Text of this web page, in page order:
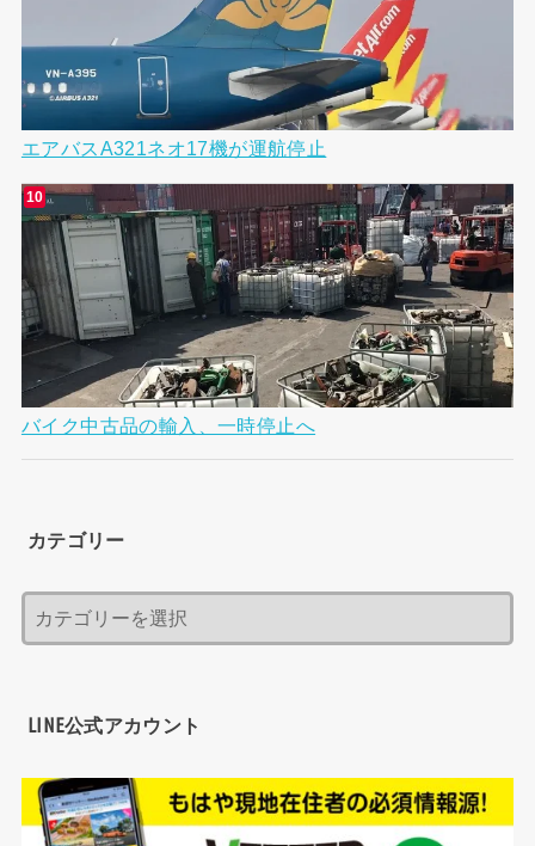
エアバスA321ネオ17機が運航停止
バイク中古品の輸入、一時停止へ
カテゴリー
LINE公式アカウント